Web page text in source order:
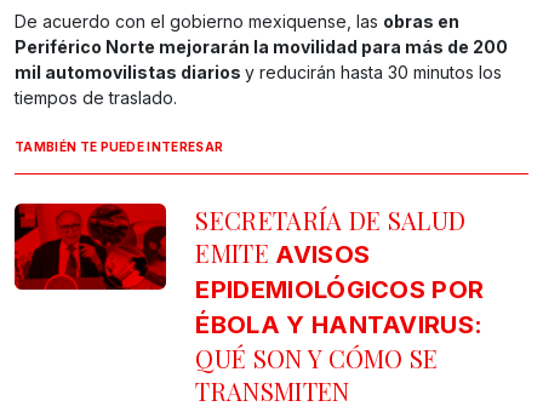
De acuerdo con el gobierno mexiquense, las obras en
Periférico Norte mejorarán la movilidad para más de 200
mil automovilistas diarios y reducirán hasta 30 minutos los
tiempos de traslado.
TAMBIÉN TE PUEDE INTERESAR
SECRETARÍA DE SALUD
EMITE AVISOS
EPIDEMIOLÓGICOS POR
ÉBOLA Y HANTAVIRUS:
QUÉ SON Y CÓMO SE
TRANSMITEN